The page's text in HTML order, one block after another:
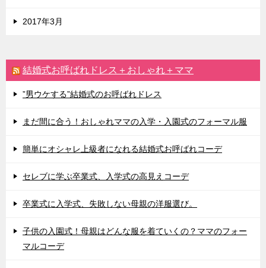
2017年3月
結婚式お呼ばれドレス＋おしゃれ＋ママ
”男ウケする”結婚式のお呼ばれドレス
まだ間に合う！おしゃれママの入学・入園式のフォーマル服
簡単にオシャレ上級者になれる結婚式お呼ばれコーデ
セレブに学ぶ卒業式、入学式の高見えコーデ
卒業式に入学式、失敗しない母親の洋服選び。
子供の入園式！母親はどんな服を着ていくの？ママのフォー
マルコーデ